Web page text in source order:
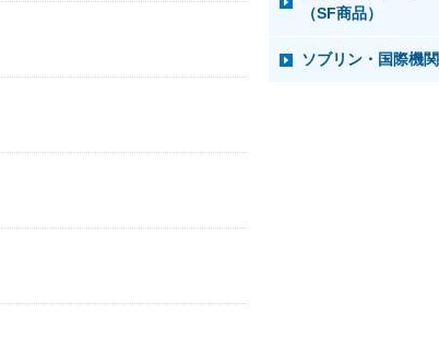
（SF商品）
ソブリン・国際機関